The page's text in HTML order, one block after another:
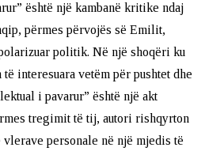
është një kambanë kritike ndaj
përmes përvojës së Emilit,
politik. Në një shoqëri ku
interesuara vetëm për pushtet dhe
i pavarur” është një akt
tregimit të tij, autori rishqyrton
personale në një mjedis të